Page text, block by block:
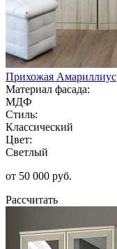
Прихожая Амариллиус
Материал фасада:
МДФ
Стиль:
Классический
Цвет:
Светлый
от 50 000 руб.
Рассчитать